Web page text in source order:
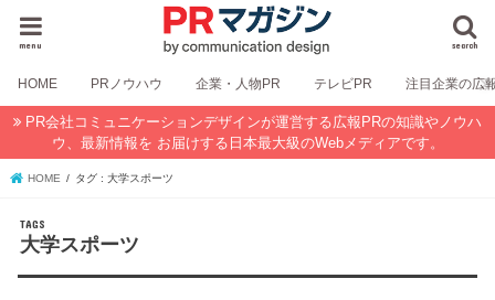
search
menu
HOME PRノウハウ 企業・人物PR テレビPR 注目企業の広
PR会社コミュニケーションデザインが運営する広報PRの知識やノウハ
ウ、最新情報を お届けする日本最大級のWebメディアです。
HOME タグ : 大学スポーツ
大学スポーツ